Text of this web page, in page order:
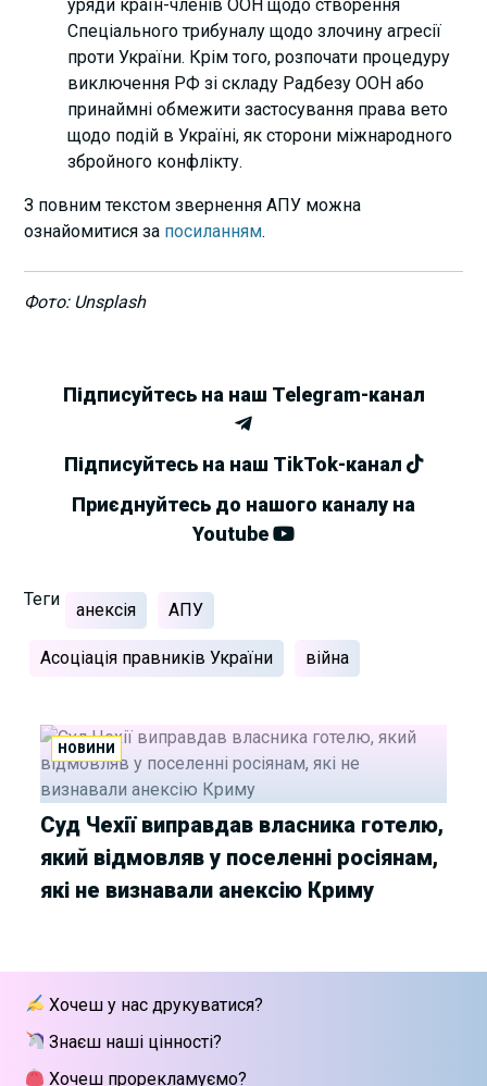
уряди країн-членів ООН щодо створення
Спеціального трибуналу щодо злочину агресії
проти України. Крім того, розпочати процедуру
виключення РФ зі складу Радбезу ООН або
принаймні обмежити застосування права вето
щодо подій в Україні, як сторони міжнародного
збройного конфлікту.
З повним текстом звернення АПУ можна
ознайомитися за посиланням.
Фото: Unsplash
Підписуйтесь на наш Telegram-канал
Підписуйтесь на наш TikTok-канал
Приєднуйтесь до нашого каналу на
Youtube
Теги
анексія АПУ
Асоціація правників України війна
НОВИНИ
Суд Чехії виправдав власника готелю,
який відмовляв у поселенні росіянам,
які не визнавали анексію Криму
Хочеш у нас друкуватися?
Знаєш наші цінності?
Хочеш прорекламуємо?